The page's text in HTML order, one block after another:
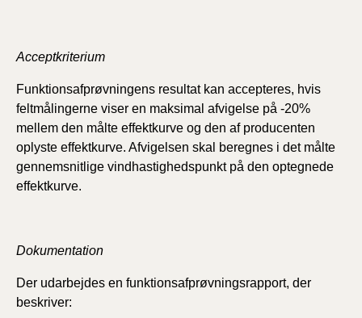
Acceptkriterium
Funktionsafprøvningens resultat kan accepteres, hvis
feltmålingerne viser en maksimal afvigelse på -20%
mellem den målte effektkurve og den af producenten
oplyste effektkurve. Afvigelsen skal beregnes i det målte
gennemsnitlige vindhastighedspunkt på den optegnede
effektkurve.
Dokumentation
Der udarbejdes en funktionsafprøvningsrapport, der
beskriver: